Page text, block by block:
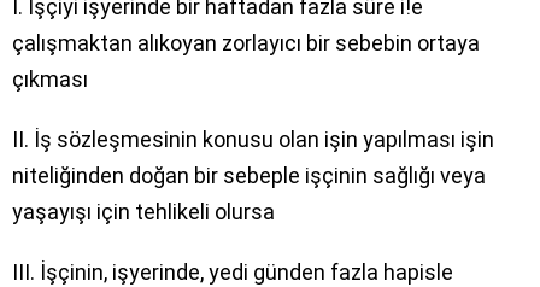
I. İşçiyi işyerinde bir haftadan fazla süre i!e
çalışmaktan alıkoyan zorlayıcı bir sebebin ortaya
çıkması
II. İş sözleşmesinin konusu olan işin yapılması işin
niteliğinden doğan bir sebeple işçinin sağlığı veya
yaşayışı için tehlikeli olursa
III. İşçinin, işyerinde, yedi günden fazla hapisle